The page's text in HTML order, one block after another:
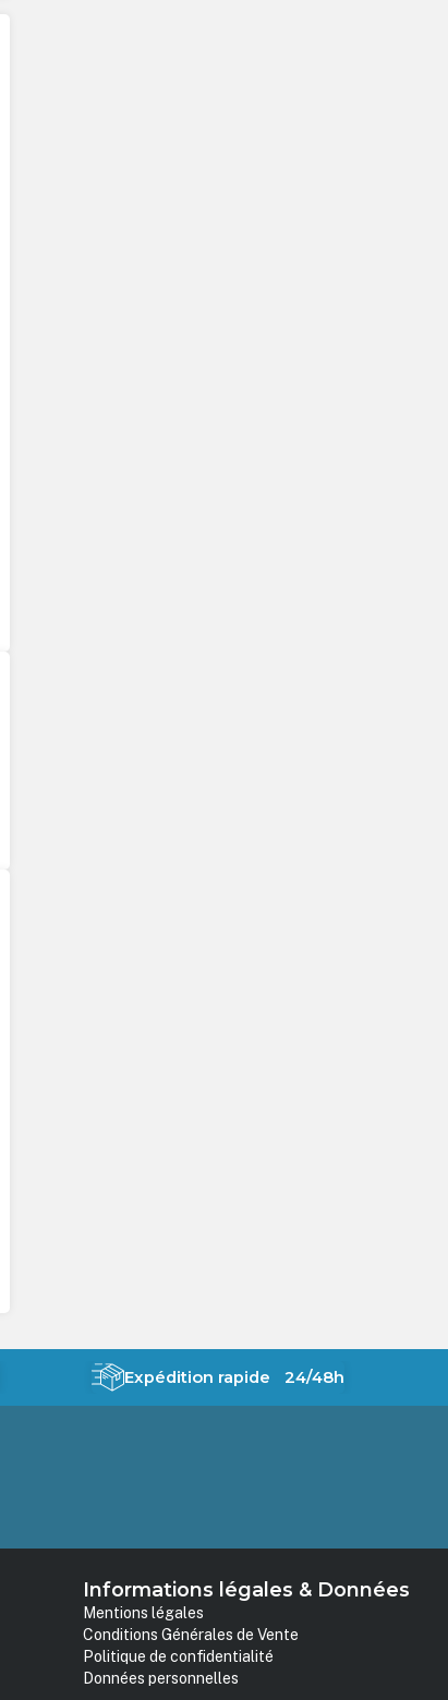
Expédition rapide 24/48h
Informations légales & Données
Mentions légales
Conditions Générales de Vente
Politique de confidentialité
Données personnelles